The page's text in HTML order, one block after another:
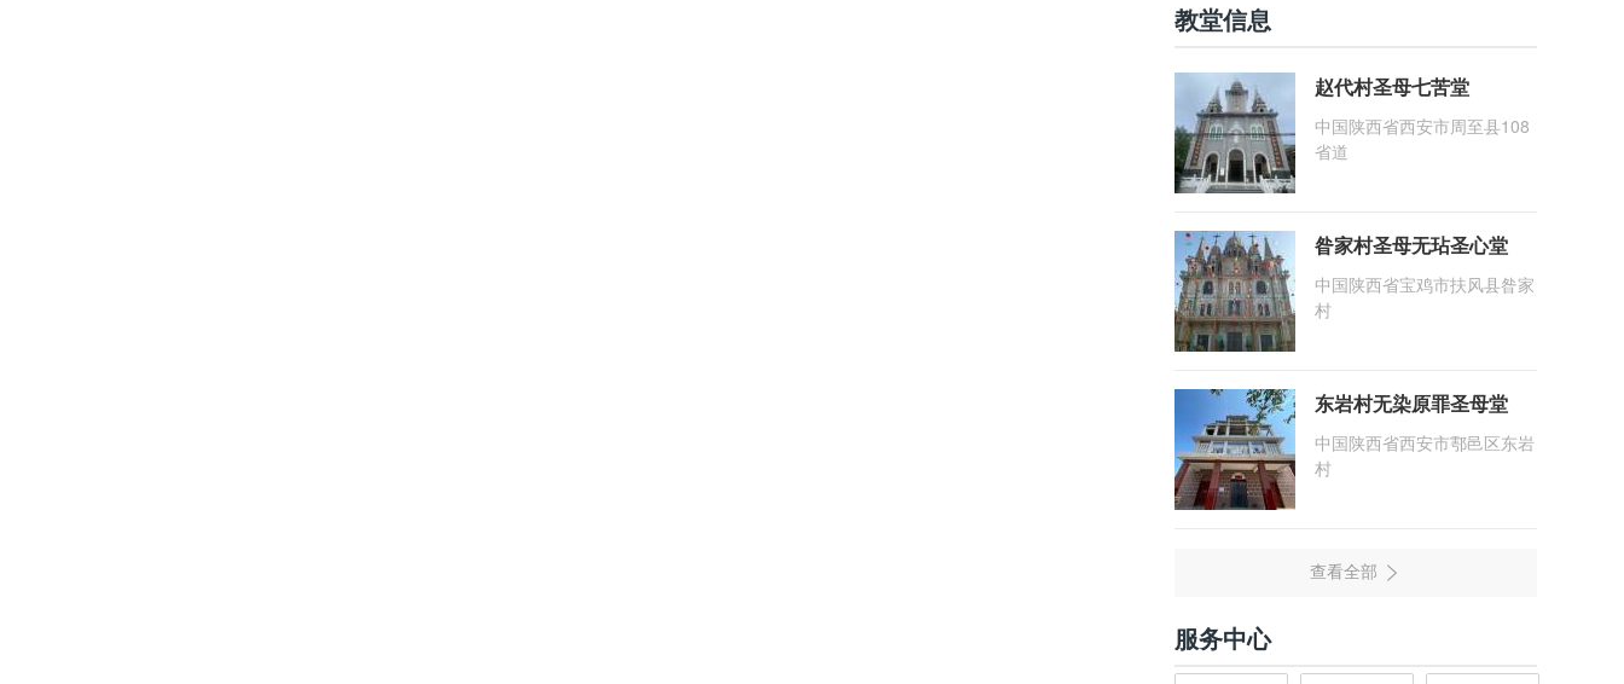
教堂信息
赵代村圣母七苦堂
中国陕西省西安市周至县108
省道
昝家村圣母无玷圣心堂
中国陕西省宝鸡市扶风县昝家
村
东岩村无染原罪圣母堂
中国陕西省西安市鄠邑区东岩
村
服务中心